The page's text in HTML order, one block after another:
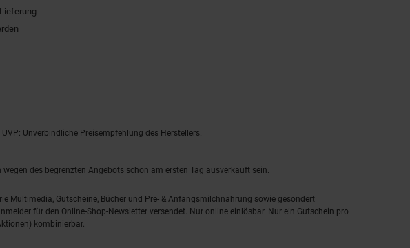
Unverbindliche Preisempfehlung des Herstellers.
des begrenzten Angebots schon am ersten Tag ausverkauft sein.
Gutscheine, Bücher und Pre- & Anfangsmilchnahrung sowie gesondert
für den Online-Shop-Newsletter versendet. Nur online einlösbar. Nur ein Gutschein pro
kombinierbar.